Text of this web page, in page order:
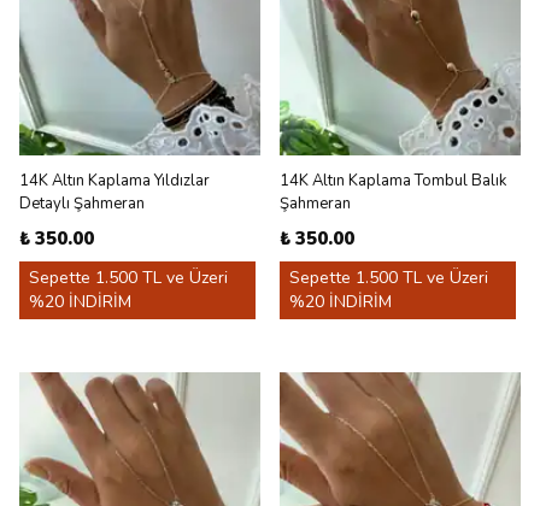
14K Altın Kaplama Yıldızlar
Detaylı Şahmeran
₺ 350.00
Sepette 1.500 TL ve Üzeri
%20 İNDİRİM
14K Altın Kaplama Tombul Balık
Şahmeran
₺ 350.00
Sepette 1.500 TL ve Üzeri
%20 İNDİRİM